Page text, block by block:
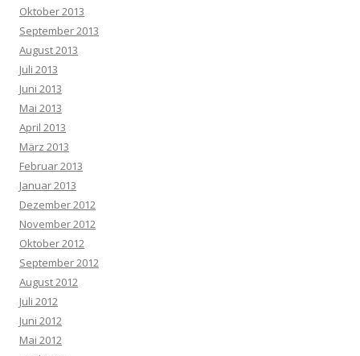
Oktober 2013
September 2013
August 2013
Juli 2013
Juni 2013
Mai 2013
April 2013
März 2013
Februar 2013
Januar 2013
Dezember 2012
November 2012
Oktober 2012
September 2012
August 2012
Juli 2012
Juni 2012
Mai 2012